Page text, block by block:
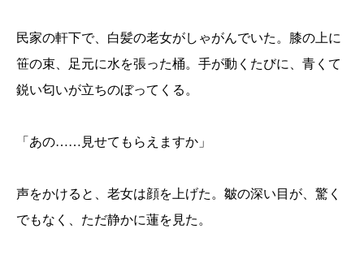
民家の軒下で、白髪の老女がしゃがんでいた。膝の上に
笹の束、足元に水を張った桶。手が動くたびに、青くて
鋭い匂いが立ちのぼってくる。
「あの……見せてもらえますか」
声をかけると、老女は顔を上げた。皺の深い目が、驚く
でもなく、ただ静かに蓮を見た。